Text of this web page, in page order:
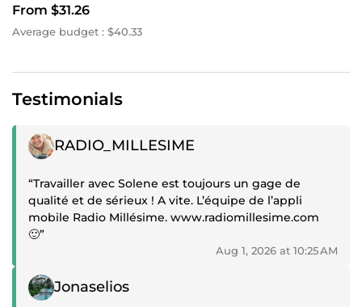
From $31.26
Average budget : $40.33
Testimonials
Positive review
RADIO_MILLESIME
“Travailler avec Solene est toujours un gage de
qualité et de sérieux ! A vite. L’équipe de l’appli
mobile Radio Millésime. www.radiomillesime.com
🙂”
Aug 1, 2026 at 10:25 AM
Positive review
Jonaselios